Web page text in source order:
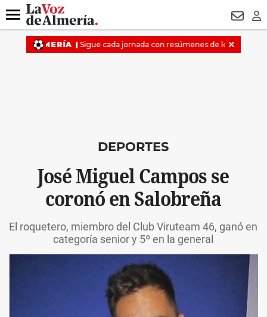
DESTACADO
Menú
DEPORTES
José Miguel Campos se
coronó en Salobreña
El roquetero, miembro del Club Viruteam 46, ganó en
categoría senior y 5º en la general